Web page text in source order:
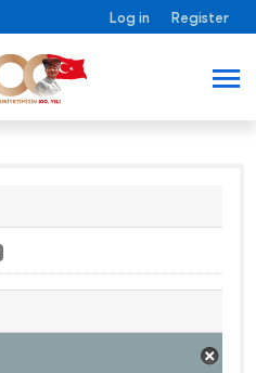
Log in Register